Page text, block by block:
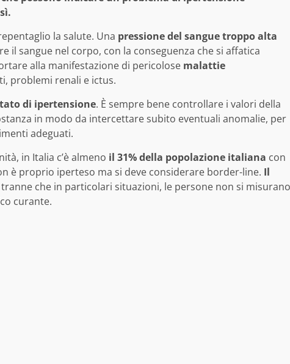
la salute. Una pressione del sangue troppo alta
il sangue nel corpo, con la conseguenza che si affatica
alla manifestazione di pericolose malattie
problemi renali e ictus.
di ipertensione. È sempre bene controllare i valori della
in modo da intercettare subito eventuali anomalie, per
adeguati.
in Italia c’è almeno il 31% della popolazione italiana con
è proprio iperteso ma si deve considerare border-line. Il
tranne che in particolari situazioni, le persone non si misurano
curante.